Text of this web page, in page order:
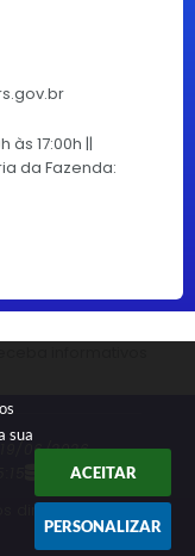
sua
ACEITAR
PERSONALIZAR
às 17:00h ||
da Fazenda:
19/06/2026
Dados Abertos
direitos